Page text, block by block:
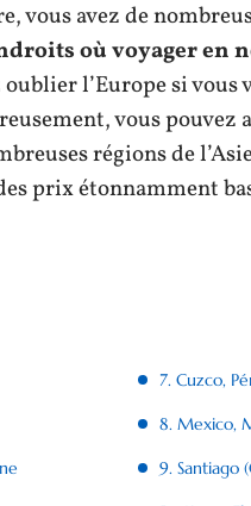
vous avez de
où voyager en
l’Europe si
vous pouvez
régions de
prix étonnamment
7. Cuzco,
8. Mexico,
9. Santiago